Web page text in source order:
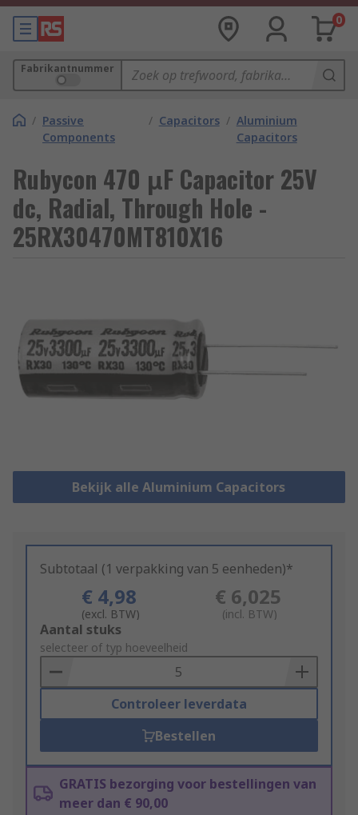
0
Fabrikantnummer
/ Passive
Components
/ Capacitors / Aluminium
Capacitors
Rubycon 470 μF Capacitor 25V
dc, Radial, Through Hole -
25RX30470MT810X16
Bekijk alle Aluminium Capacitors
Subtotaal (1 verpakking van 5 eenheden)*
€ 4,98
(excl. BTW)
€ 6,025
(incl. BTW)
Add
to
Basket
Aantal stuks
selecteer of typ hoeveelheid
Controleer leverdata
Bestellen
GRATIS bezorging voor bestellingen van
meer dan € 90,00